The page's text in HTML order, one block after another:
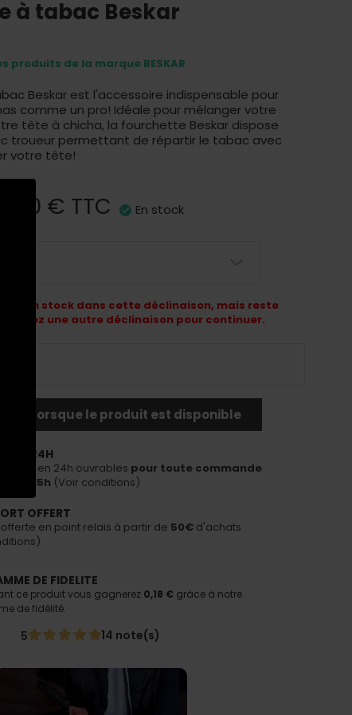
à tabac Beskar
produits de la marque BESKAR
Beskar est l'accessoire indispensable pour
comme un pro! Idéale pour mélanger votre
tête à chicha, la fourchette Beskar dispose
troueur permettant de répartir le tabac avec
votre tête!
9,90 € TTC En stock
en stock dans cette déclinaison, mais reste
une autre déclinaison pour continuer.
moi lorsque le produit est disponible
EN 24H
livrer en 24h ouvrables pour toute commande
15h (Voir conditions)
OFFERT
offerte en point relais à partir de 50€ d'achats
DE FIDELITE
ce produit vous gagnerez 0,18 € grâce à notre
de fidélité.
5 14 note(s)